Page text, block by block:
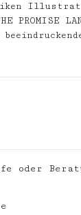
PROMISE
oder